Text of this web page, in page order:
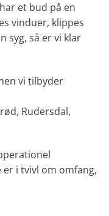
et bud på en
vinduer, klippes
syg, så er vi klar
vi tilbyder
Rudersdal,
er i tvivl om omfang,